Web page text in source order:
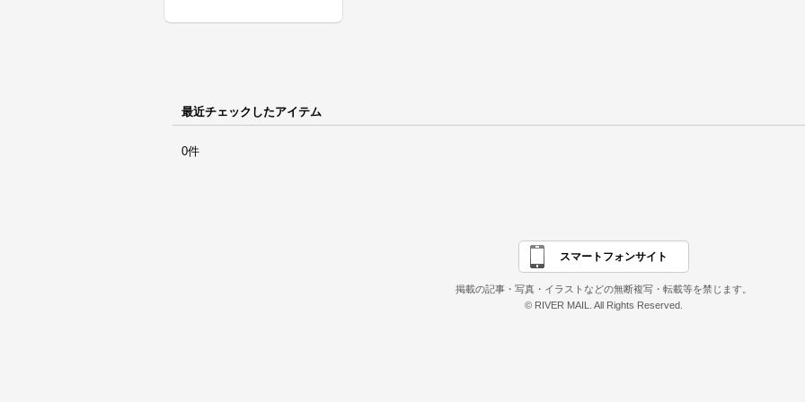
最近チェックしたアイテム
0件
スマートフォンサイト
掲載の記事・写真・イラストなどの無断複写・転載等を禁じます。
© RIVER MAIL. All Rights Reserved.